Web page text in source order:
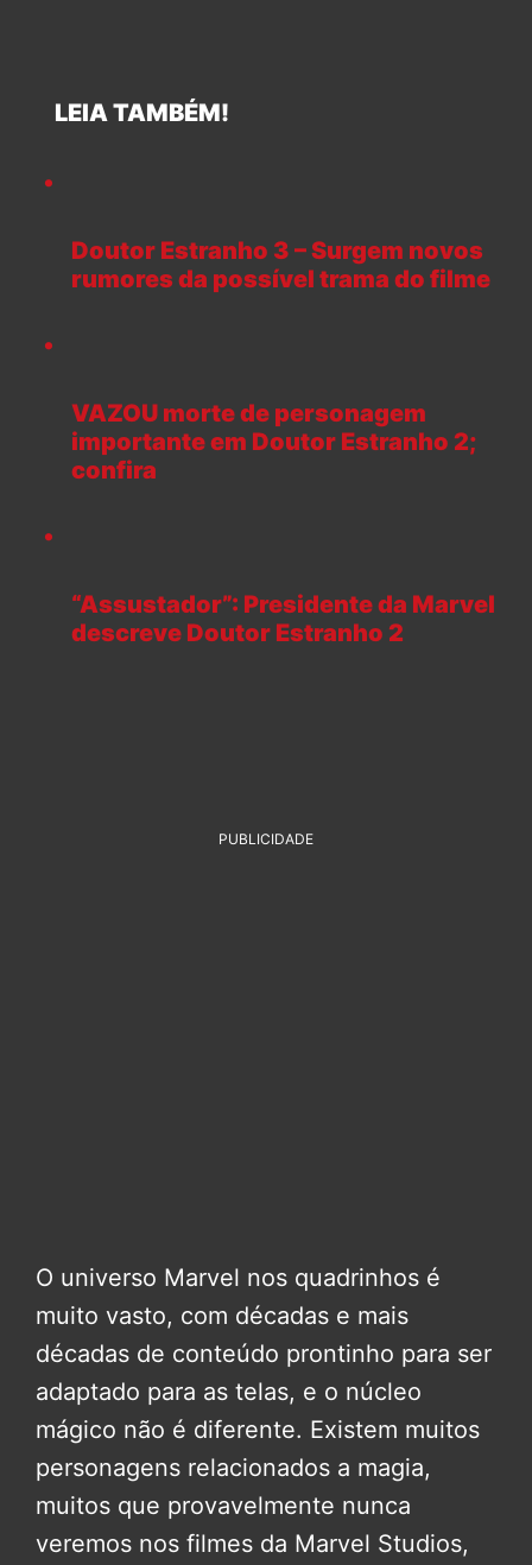
LEIA TAMBÉM!
Doutor Estranho 3 – Surgem novos
rumores da possível trama do filme
VAZOU morte de personagem
importante em Doutor Estranho 2;
confira
“Assustador”: Presidente da Marvel
descreve Doutor Estranho 2
PUBLICIDADE
O universo Marvel nos quadrinhos é
muito vasto, com décadas e mais
décadas de conteúdo prontinho para ser
adaptado para as telas, e o núcleo
mágico não é diferente. Existem muitos
personagens relacionados a magia,
muitos que provavelmente nunca
veremos nos filmes da Marvel Studios,